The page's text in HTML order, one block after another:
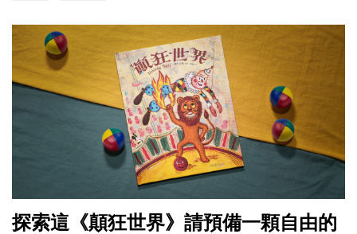
探索這《顛狂世界》請預備一顆自由的